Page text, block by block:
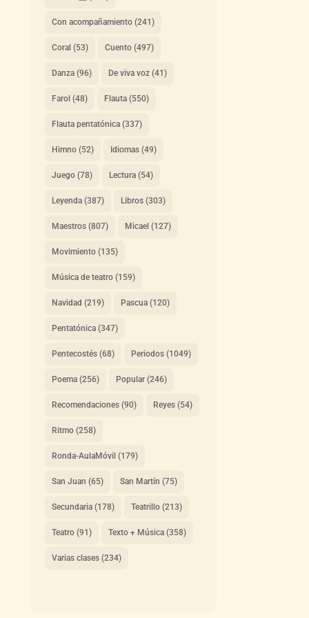
Con acompañamiento(241)
Coral (53) Cuento(497)
Danza(96) De viva voz(41)
Farol (48) Flauta(550)
Flauta pentatónica(337)
Himno(52) Idiomas(49)
Juego(78) Lectura(54)
Leyenda(387) Libros(303)
Maestros(807) Micael (127)
Movimiento(135)
Música de teatro(159)
Navidad (219) Pascua(120)
Pentatónica(347)
Pentecostés(68) Periodos(1049)
Poema(256) Popular(246)
Recomendaciones(90) Reyes(54)
Ritmo(258)
Ronda-AulaMóvil (179)
San Juan (65) San Martín (75)
Secundaria(178) Teatrillo(213)
Teatro(91) Texto + Música(358)
Varias clases(234)